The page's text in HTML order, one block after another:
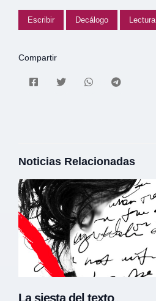
Escribir Decálogo Lectura
Compartir
Noticias Relacionadas
La siesta del texto